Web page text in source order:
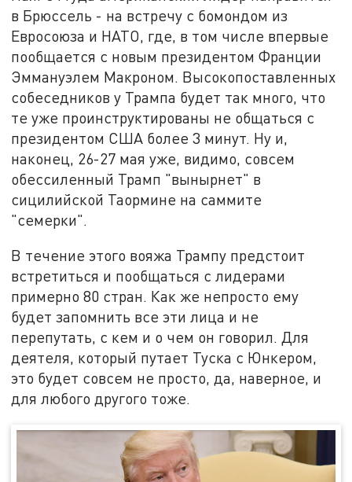
в Брюссель - на встречу с бомондом из
Евросоюза и НАТО, где, в том числе впервые
пообщается с новым президентом Франции
Эммануэлем Макроном. Высокопоставленных
собеседников у Трампа будет так много, что
те уже проинструктированы не общаться с
президентом США более 3 минут. Ну и,
наконец, 26-27 мая уже, видимо, совсем
обессиленный Трамп "вынырнет" в
сицилийской Таормине на саммите
"семерки".
В течение этого вояжа Трампу предстоит
встретиться и пообщаться с лидерами
примерно 80 стран. Как же непросто ему
будет запомнить все эти лица и не
перепутать, с кем и о чем он говорил. Для
деятеля, который путает Туска с Юнкером,
это будет совсем не просто, да, наверное, и
для любого другого тоже.